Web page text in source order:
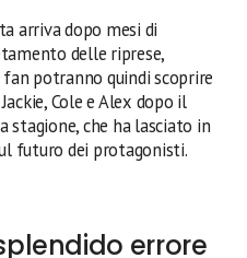
arriva dopo mesi di
delle riprese,
potranno quindi scoprire
Cole e Alex dopo il
stagione, che ha lasciato in
futuro dei protagonisti.
errore